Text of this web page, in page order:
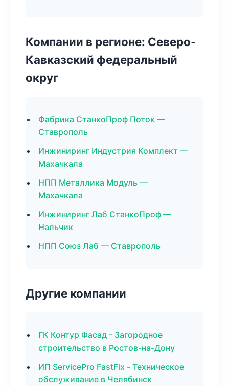
Компании в регионе: Северо-
Кавказский федеральный
округ
Фабрика СтанкоПроф Поток —
Ставрополь
Инжиниринг Индустрия Комплект —
Махачкала
НПП Металлика Модуль —
Махачкала
Инжиниринг Лаб СтанкоПроф —
Нальчик
НПП Союз Лаб — Ставрополь
Другие компании
ГК Контур Фасад - Загородное
строительство в Ростов-на-Дону
ИП ServicePro FastFix - Техническое
обслуживание в Челябинск